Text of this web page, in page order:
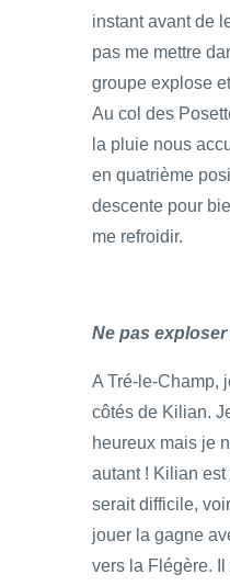
instant avant de
pas me mettre
groupe explose
Au col des
la pluie nous
en quatrième
descente pour
me refroidir.
Ne pas
A Tré-le-Champ,
côtés de Kilian.
heureux mais je
autant ! Kilian est
serait difficile,
jouer la gagne
vers la Flégère.